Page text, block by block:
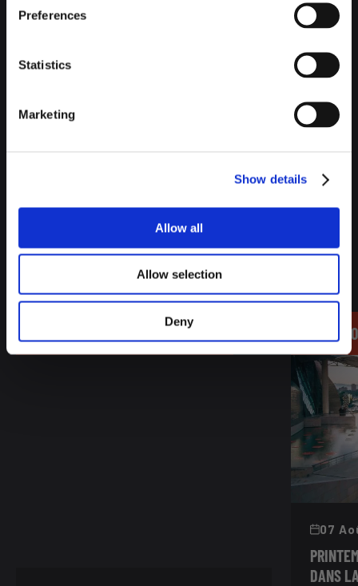
Preferences
Statistics
Marketing
Show details
Allow all
Allow selection
Deny
BILBAO | CULTURE ET ART
07
DANS